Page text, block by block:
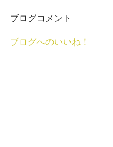
ブログコメント
ブログへのいいね！